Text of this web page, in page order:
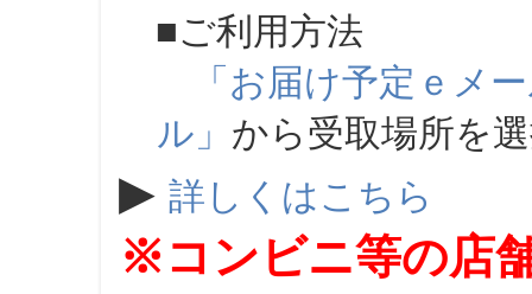
■ご利用方法
「お届け予定ｅメ
ル」 から受取場所を
▶ 詳しくはこちら
※コンビニ等の店